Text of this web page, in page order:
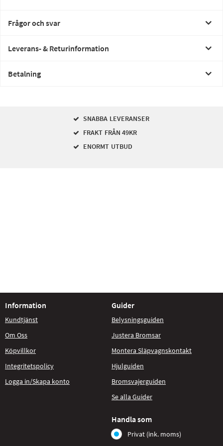
Frågor och svar
Leverans- & Returinformation
Betalning
SNABBA LEVERANSER
FRAKT FRÅN 49KR
ENORMT UTBUD
Information
Kundtjänst
Om Oss
Köpvillkor
Integritetspolicy
Logga in/Skapa konto
Guider
Belysningsguiden
Justera Bromsar
Montera Släpvagnskontakt
Hjulguiden
Bromsvajerguiden
Se alla Guider
Handla som
Privat (ink. moms)